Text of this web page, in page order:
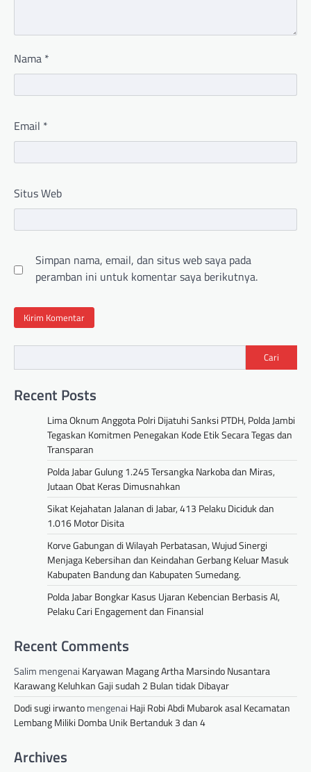
Nama *
Email *
Situs Web
Simpan nama, email, dan situs web saya pada
peramban ini untuk komentar saya berikutnya.
Cari
Recent Posts
Lima Oknum Anggota Polri Dijatuhi Sanksi PTDH, Polda Jambi
Tegaskan Komitmen Penegakan Kode Etik Secara Tegas dan
Transparan
Polda Jabar Gulung 1.245 Tersangka Narkoba dan Miras,
Jutaan Obat Keras Dimusnahkan
Sikat Kejahatan Jalanan di Jabar, 413 Pelaku Diciduk dan
1.016 Motor Disita
Korve Gabungan di Wilayah Perbatasan, Wujud Sinergi
Menjaga Kebersihan dan Keindahan Gerbang Keluar Masuk
Kabupaten Bandung dan Kabupaten Sumedang.
Polda Jabar Bongkar Kasus Ujaran Kebencian Berbasis AI,
Pelaku Cari Engagement dan Finansial
Recent Comments
Salim mengenai Karyawan Magang Artha Marsindo Nusantara
Karawang Keluhkan Gaji sudah 2 Bulan tidak Dibayar
Dodi sugi irwantomengenai Haji Robi Abdi Mubarok asal Kecamatan
Lembang Miliki Domba Unik Bertanduk 3 dan 4
Archives